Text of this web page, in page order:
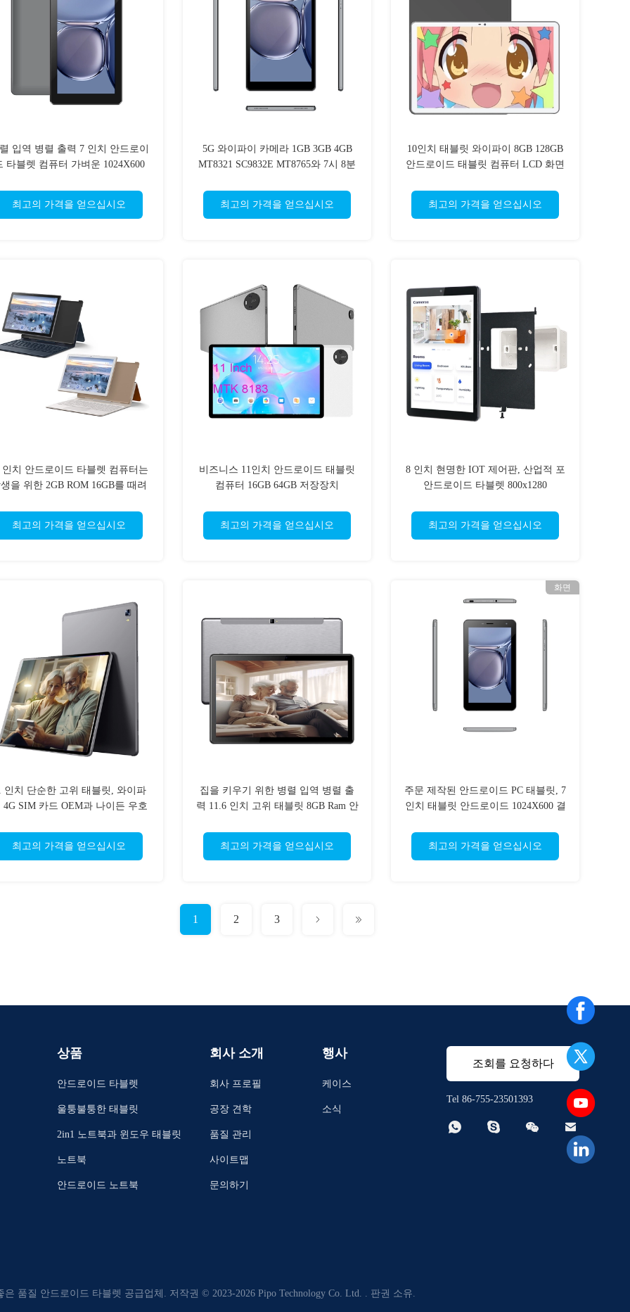
입역 병렬 출력 7 인치 안드로이
타블렛 컴퓨터 가벼운 1024X600
최고의 가격을 얻으십시오
5G 와이파이 카메라 1GB 3GB 4GB
MT8321 SC9832E MT8765와 7시 8분
최고의 가격을 얻으십시오
10인치 태블릿 와이파이 8GB 128GB
안드로이드 태블릿 컴퓨터 LCD 화면
최고의 가격을 얻으십시오
인치 안드로이드 타블렛 컴퓨터는
을 위한 2GB ROM 16GB를 때려
최고의 가격을 얻으십시오
비즈니스 11인치 안드로이드 태블릿
컴퓨터 16GB 64GB 저장장치
최고의 가격을 얻으십시오
8 인치 현명한 IOT 제어판, 산업적 포
안드로이드 타블렛 800x1280
최고의 가격을 얻으십시오
인치 단순한 고위 태블릿, 와이파
4G SIM 카드 OEM과 나이든 우호
최고의 가격을 얻으십시오
집을 키우기 위한 병렬 입역 병렬 출
력 11.6 인치 고위 태블릿 8GB Ram 안
최고의 가격을 얻으십시오
화면
주문 제작된 안드로이드 PC 태블릿, 7
인치 태블릿 안드로이드 1024X600 결
최고의 가격을 얻으십시오
1 2 3
상품
안드로이드 타블렛
울퉁불퉁한 태블릿
2in1 노트북과 윈도우 태블릿
노트북
안드로이드 노트북
회사 소개
회사 프로필
공장 견학
품질 관리
사이트맵
문의하기
행사
케이스
소식
조회를 요청하다
Tel 86-755-23501393
   
품질 안드로이드 타블렛 공급업체. 저작권 © 2023-2026 Pipo Technology Co. Ltd. . 판권 소유.